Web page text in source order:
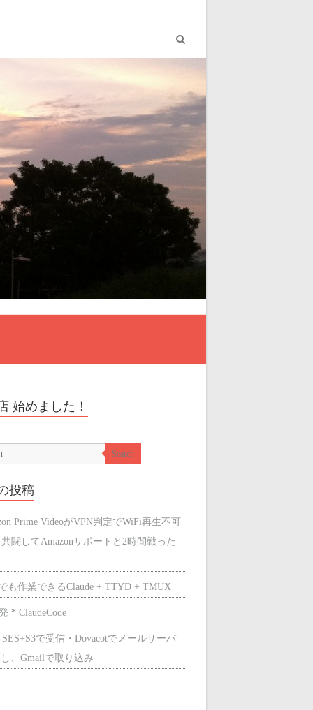
始めました！
Search
投稿
Prime VideoがVPN判定でWiFi再生不可
闘してAmazonサポートと2時間戦った
も作業できるClaude + TTYD + TMUX
* ClaudeCode
SES+S3で受信・Dovacotでメールサーバ
、Gmailで取り込み
。